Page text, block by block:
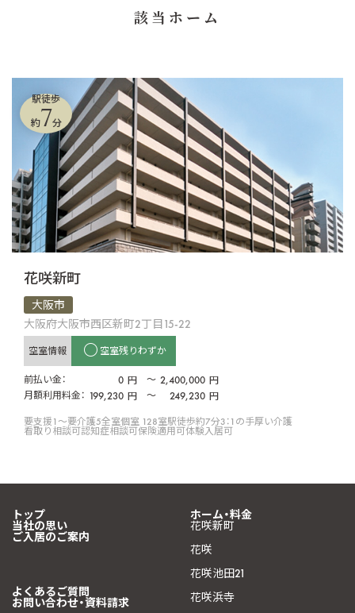
該当ホーム
駅徒歩
約7分
花咲新町
大阪市
大阪府大阪市西区新町2丁目15-22
空室情報 空室残りわずか
前払い金： 0 円 〜 2,400,000 円
月額利用料金： 199,230 円 〜 249,230 円
要支援1〜要介護5全室個室 128室駅徒歩約7分3：1の手厚い介護
看取り相談可認知症相談可保険適用可体験入居可
トップ
当社の思い
ご入居のご案内
ホーム・料金
花咲新町
花咲
花咲池田21
花咲浜寺
よくあるご質問
お問い合わせ・資料請求